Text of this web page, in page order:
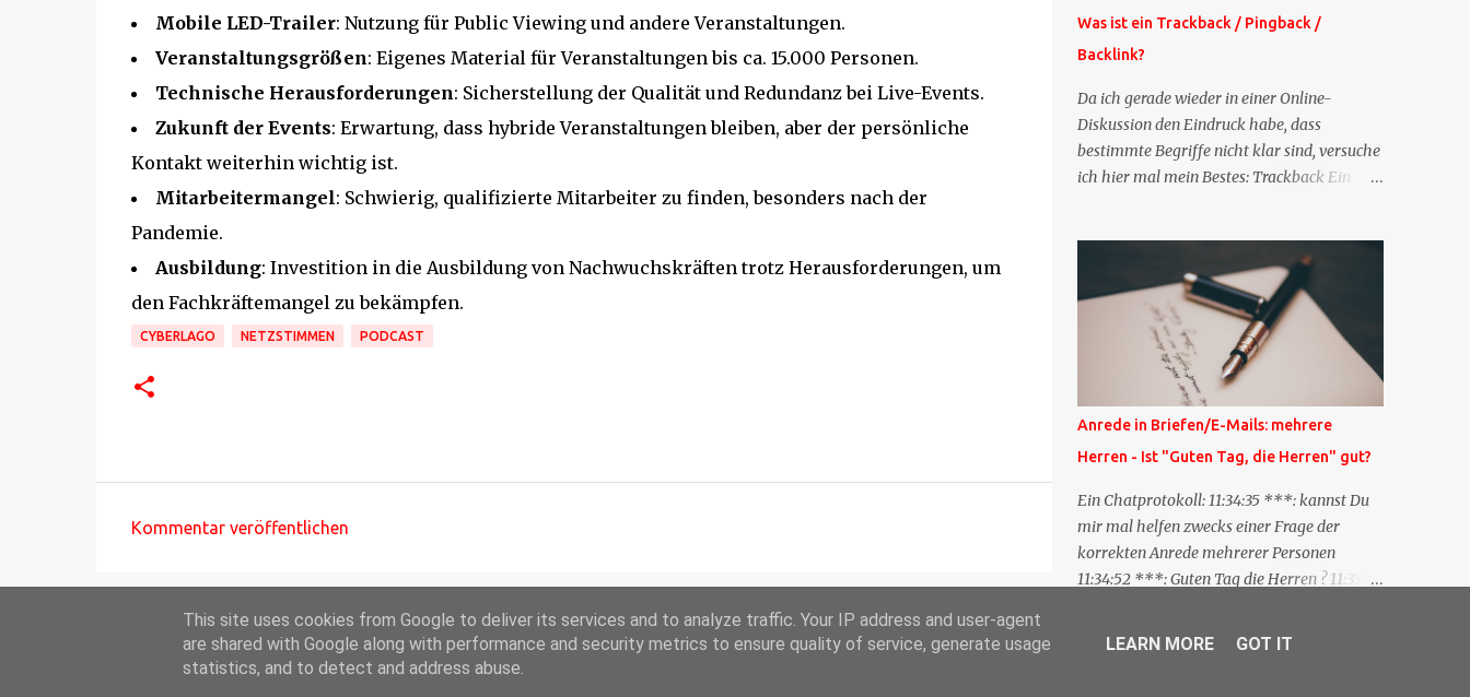
Mobile LED-Trailer: Nutzung für Public Viewing und andere Veranstaltungen.
Veranstaltungsgrößen: Eigenes Material für Veranstaltungen bis ca. 15.000 Personen.
Technische Herausforderungen: Sicherstellung der Qualität und Redundanz bei Live-Events.
Zukunft der Events: Erwartung, dass hybride Veranstaltungen bleiben, aber der persönliche
Kontakt weiterhin wichtig ist.
Mitarbeitermangel: Schwierig, qualifizierte Mitarbeiter zu finden, besonders nach der
Pandemie.
Ausbildung: Investition in die Ausbildung von Nachwuchskräften trotz Herausforderungen, um
den Fachkräftemangel zu bekämpfen.
CYBERLAGO NETZSTIMMEN PODCAST
o
Kommentar veröffentlichen
Weitere Mailangebote dieser Art sehen Sie
auf meiner XING-Seite oder hier oben rechts
im Blog. Die Profilfragen werde ich
mittelfristig aus der normalen XING-Tipp-
Mail entfernen, da ich sie so nur an einer
Stelle pflegen muss.
Was ist ein Trackback / Pingback /
Backlink?
Da ich gerade wieder in einer Online-
Diskussion den Eindruck habe, dass
bestimmte Begriffe nicht klar sind, versuche
ich hier mal mein Bestes: Trackback Ein
besagt: "Lieber Blogeintrag, ich habe einen
Kommentar zu dir geschrieben, aber nicht
bei dir in den Kommentaren sondern in
meinem Blog. Bitte vermerke das doch,
damit deine Leser auch mal vorbeischauen,
was ich zu deinem Inhalt zu sagen hatte."
Diese Nachrichtenfunktion wird
'angestoßen' in dem 'mein' Blog an die
'TrackbackURL' des Anderen einen 'Ping'
schickt, d.h. ein paar Parameter übergibt
(URL meines Eintrags, Kurzzitat meines
Beitrags). Praktisch muss man nichts
Anderes tun, als die TrackbackURL beim
einzufügen. Trackbacks und TrackbackURLs
Anrede in Briefen/E-Mails: mehrere
Herren - Ist "Guten Tag, die Herren" gut?
Ein Chatprotokoll: 11:34:35 ***: kannst Du
mir mal helfen zwecks einer Frage der
korrekten Anrede mehrerer Personen
11:34:52 ***: Guten Tag die Herren ? 11:35:07
This site uses cookies from Google to deliver its services and to analyze traffic. Your IP address and user-agent
are shared with Google along with performance and security metrics to ensure quality of service, generate usage
statistics, and to detect and address abuse.
LEARN MORE GOT IT